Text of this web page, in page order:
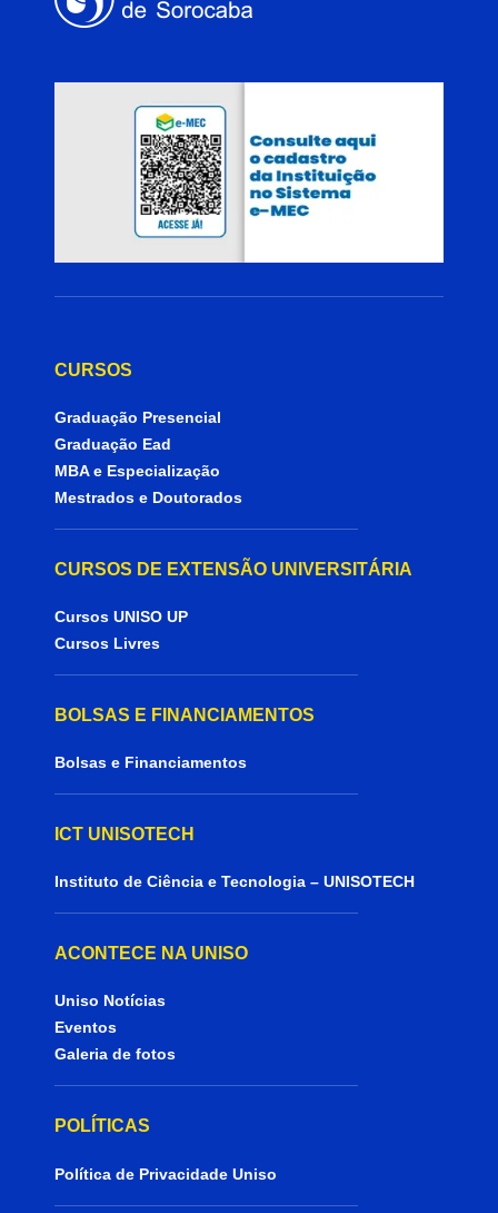
CURSOS
Graduação Presencial
Graduação Ead
MBA e Especialização
Mestrados e Doutorados
CURSOS DE EXTENSÃO UNIVERSITÁRIA
Cursos UNISO UP
Cursos Livres
BOLSAS E FINANCIAMENTOS
Bolsas e Financiamentos
ICT UNISOTECH
Instituto de Ciência e Tecnologia – UNISOTECH
ACONTECE NA UNISO
Uniso Notícias
Eventos
Galeria de fotos
POLÍTICAS
Política de Privacidade Uniso